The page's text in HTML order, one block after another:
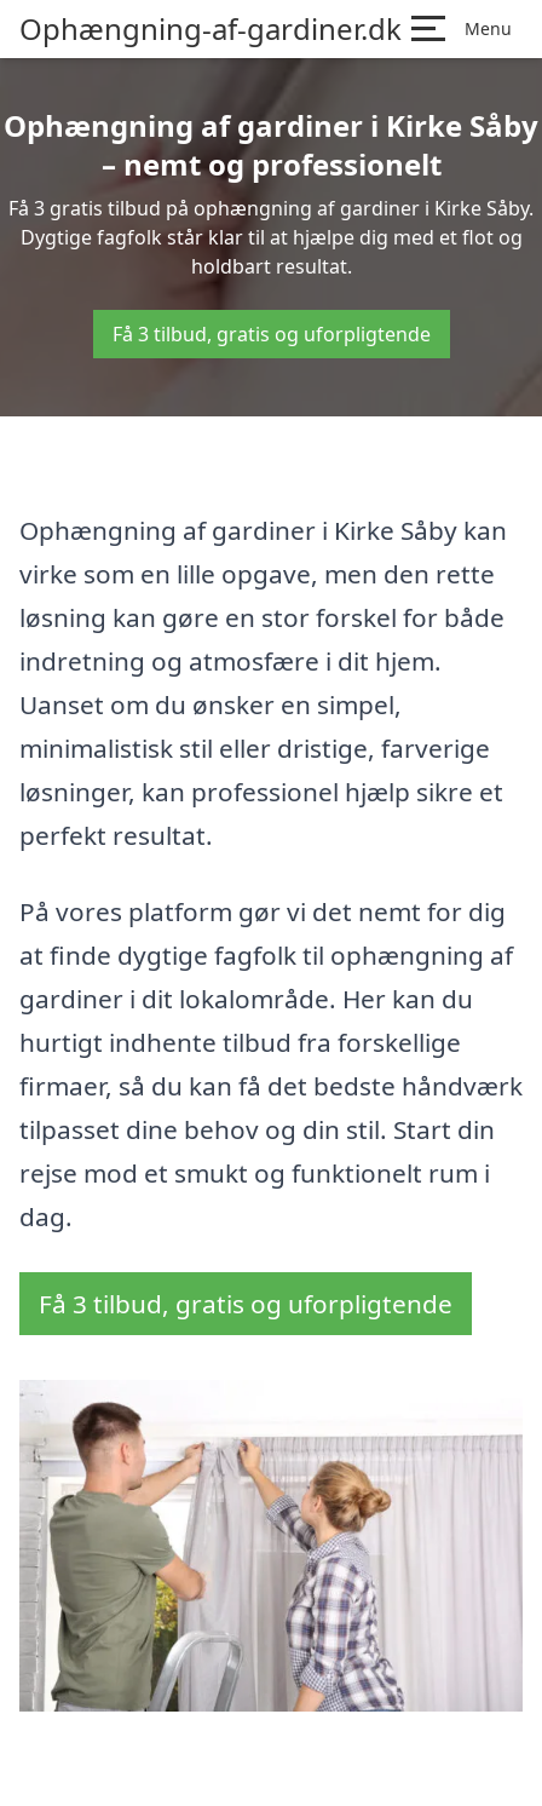
Ophængning-af-gardiner.dk Menu
Ophængning af gardiner i Kirke Såby
– nemt og professionelt
Få 3 gratis tilbud på ophængning af gardiner i Kirke Såby.
Dygtige fagfolk står klar til at hjælpe dig med et flot og
holdbart resultat.
Få 3 tilbud, gratis og uforpligtende
Ophængning af gardiner i Kirke Såby kan
virke som en lille opgave, men den rette
løsning kan gøre en stor forskel for både
indretning og atmosfære i dit hjem.
Uanset om du ønsker en simpel,
minimalistisk stil eller dristige, farverige
løsninger, kan professionel hjælp sikre et
perfekt resultat.
På vores platform gør vi det nemt for dig
at finde dygtige fagfolk til ophængning af
gardiner i dit lokalområde. Her kan du
hurtigt indhente tilbud fra forskellige
firmaer, så du kan få det bedste håndværk
tilpasset dine behov og din stil. Start din
rejse mod et smukt og funktionelt rum i
dag.
Få 3 tilbud, gratis og uforpligtende